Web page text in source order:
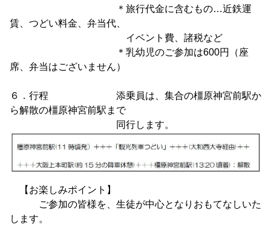
＊旅行代金に含むもの…近鉄運
賃、つどい料金、弁当代、
イベント費、諸税など
＊乳幼児のご参加は600円（座
席、弁当はございません）
６．行程 添乗員は、集合の橿原神宮前駅か
ら解散の橿原神宮前駅まで
同行します。
【お楽しみポイント】
ご参加の皆様を、生徒が中心となりおもてなしいた
します。